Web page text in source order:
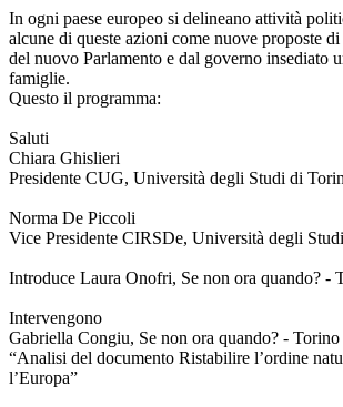
In ogni paese europeo si delineano attività
alcune di queste azioni come nuove proposte
del nuovo Parlamento e dal governo insediato
famiglie.
Questo il programma:
Saluti
Chiara Ghislieri
Presidente CUG, Università degli Studi di
Norma De Piccoli
Vice Presidente CIRSDe, Università degli
Introduce Laura Onofri, Se non ora quando? -
Intervengono
Gabriella Congiu, Se non ora quando? - Torino
“Analisi del documento Ristabilire l’ordine
l’Europa”